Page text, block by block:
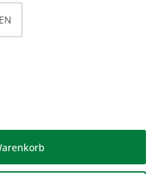
den gewünschten